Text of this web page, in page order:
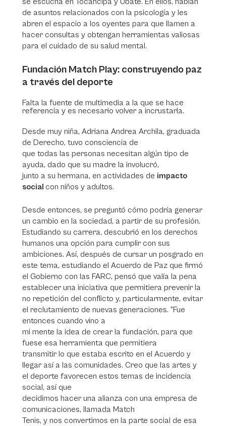
de asuntos relacionados con la psicología y les
abren el espacio a los oyentes para que llamen a
hacer consultas y obtengan herramientas valiosas
para el cuidado de su salud mental.
Fundación Match Play: construyendo paz
a través del deporte
Falta la fuente de multimedia a la que se hace
referencia y es necesario volver a incrustarla.
Desde muy niña, Adriana Andrea Archila, graduada
de Derecho, tuvo consciencia de
que todas las personas necesitan algún tipo de
ayuda, dado que su madre la involucró,
junto a su hermana, en actividades de impacto
social con niños y adultos.
Desde entonces, se preguntó cómo podría generar
un cambio en la sociedad, a partir de su profesión.
Estudiando su carrera, descubrió en los derechos
humanos una opción para cumplir con sus
ambiciones. Así, después de cursar un posgrado en
este tema, estudiando el Acuerdo de Paz que firmó
el Gobierno con las FARC, pensó que valía la pena
establecer una iniciativa que permitiera prevenir la
no repetición del conflicto y, particularmente, evitar
el reclutamiento de nuevas generaciones. "Fue
entonces cuando vino a
mi mente la idea de crear la fundación, para que
fuese esa herramienta que permitiera
transmitir lo que estaba escrito en el Acuerdo y
llegar así a las comunidades. Creo que las artes y
el deporte favorecen estos temas de incidencia
social, así que
decidimos hacer una alianza con una empresa de
comunicaciones, llamada Match
Tenis, y nos convertimos en la parte social de esa